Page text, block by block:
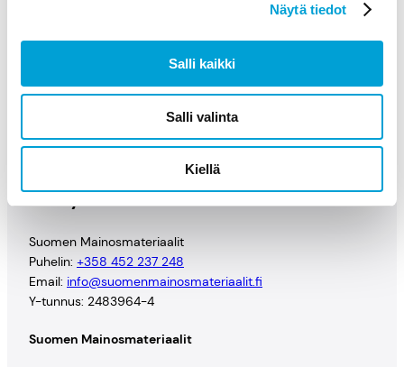
Näytä tiedot
Salli kaikki
Salli valinta
Kiellä
tai sähköpostitse.
Yhteystiedot
Suomen Mainosmateriaalit
Puhelin: +358 452 237 248
Email: info@suomenmainosmateriaalit.fi
Y-tunnus: 2483964-4
Suomen Mainosmateriaalit